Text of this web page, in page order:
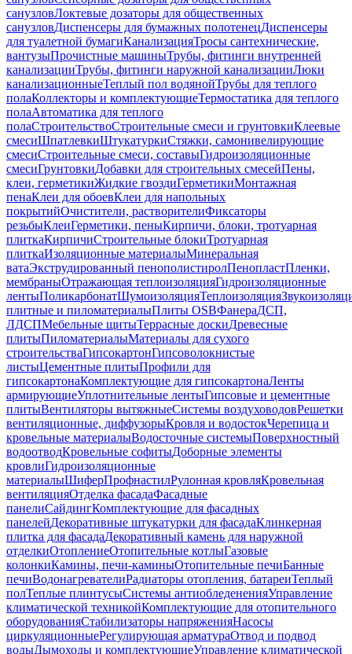
санузловЛоктевые дозаторы для общественных
санузловДиспенсеры для бумажных полотенецДиспенсеры
для туалетной бумагиКанализацияТросы сантехнические,
вантузыПрочистные машиныТрубы, фитинги внутренней
канализацииТрубы, фитинги наружной канализацииЛюки
канализационныеТеплый пол водянойТрубы для теплого
полаКоллекторы и комплектующиеТермостатика для теплого
полаАвтоматика для теплого
полаСтроительствоСтроительные смеси и грунтовкиКлеевые
смесиШпатлевкиШтукатуркиСтяжки, самонивелирующие
смесиСтроительные смеси, составыГидроизоляционные
смесиГрунтовкиДобавки для строительных смесейПены,
клеи, герметикиЖидкие гвоздиГерметикиМонтажная
пенаКлеи для обоевКлеи для напольных
покрытийОчистители, растворителиФиксаторы
резьбыКлеиГерметики, пеныКирпичи, блоки, тротуарная
плиткаКирпичиСтроительные блокиТротуарная
плиткаИзоляционные материалыМинеральная
ватаЭкструдированный пенополистиролПенопластПленки,
мембраныОтражающая теплоизоляцияГидроизоляционные
лентыПоликарбонатШумоизоляцияТеплоизоляция
плитные и пиломатериалыПлиты OSBФанераДСП,
ЛДСПМебельные щитыТеррасные доскиДревесные
плитыПиломатериалыМатериалы для сухого
строительстваГипсокартонГипсоволокнистые
листыЦементные плитыПрофили для
гипсокартонаКомплектующие для гипсокартонаЛенты
армирующиеУплотнительные лентыГипсовые и цементные
плитыВентиляторы вытяжныеСистемы воздуховодовРешетки
вентиляционные, диффузорыКровля и водостокЧерепица и
кровельные материалыВодосточные системыПоверхностный
водоотводКровельные софитыДоборные элементы
кровлиГидроизоляционные
материалыШиферПрофнастилРулонная кровляКровельная
вентиляцияОтделка фасадаФасадные
панелиСайдингКомплектующие для фасадных
панелейДекоративные штукатурки для фасадаКлинкерная
плитка для фасадаДекоративный камень для наружной
отделкиОтоплениеОтопительные котлыГазовые
колонкиКамины, печи-каминыОтопительные печиБанные
печиВодонагревателиРадиаторы отопления, батареиТеплый
полТеплые плинтусыСистемы антиобледененияУправление
климатической техникойКомплектующие для отопительного
оборудованияСтабилизаторы напряженияНасосы
циркуляционныеРегулирующая арматураОтвод и подвод
водыДымоходы и комплектующиеУправление климатической